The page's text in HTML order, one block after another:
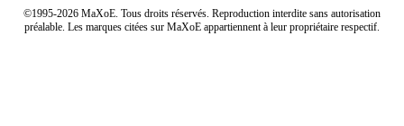
©1995-2026 MaXoE. Tous droits réservés. Reproduction interdite sans autorisation
préalable. Les marques citées sur MaXoE appartiennent à leur propriétaire respectif.